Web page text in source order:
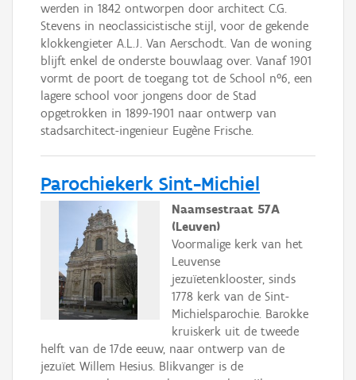
werden in 1842 ontworpen door architect C.G.
Stevens in neoclassicistische stijl, voor de gekende
klokkengieter A.L.J. Van Aerschodt. Van de woning
blijft enkel de onderste bouwlaag over. Vanaf 1901
vormt de poort de toegang tot de School n°6, een
lagere school voor jongens door de Stad
opgetrokken in 1899-1901 naar ontwerp van
stadsarchitect-ingenieur Eugène Frische.
Parochiekerk Sint-Michiel
Naamsestraat 57A
(Leuven)
Voormalige kerk van het
Leuvense
jezuïetenklooster, sinds
1778 kerk van de Sint-
Michielsparochie. Barokke
kruiskerk uit de tweede
helft van de 17de eeuw, naar ontwerp van de
jezuïet Willem Hesius. Blikvanger is de